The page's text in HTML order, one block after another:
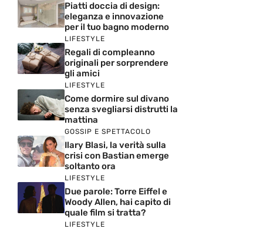
Piatti doccia di design:
eleganza e innovazione
per il tuo bagno moderno
LIFESTYLE
Regali di compleanno
originali per sorprendere
gli amici
LIFESTYLE
Come dormire sul divano
senza svegliarsi distrutti la
mattina
GOSSIP E SPETTACOLO
Ilary Blasi, la verità sulla
crisi con Bastian emerge
soltanto ora
LIFESTYLE
Due parole: Torre Eiffel e
Woody Allen, hai capito di
quale film si tratta?
LIFESTYLE